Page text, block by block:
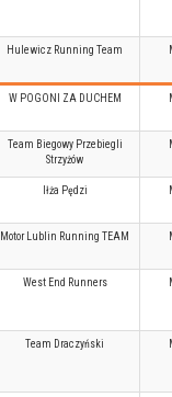
Hulewicz Running Team
W POGONI ZA DUCHEM
Team Biegowy Przebiegli
Strzyżów
Iłża Pędzi
Motor Lublin Running TEAM
West End Runners
Team Draczyński